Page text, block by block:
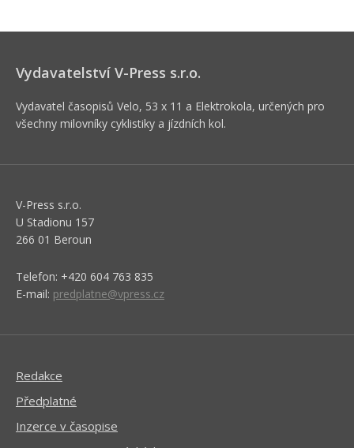
Vydavatelství V-Press s.r.o.
Vydavatel časopisů Velo, 53 x 11 a Elektrokola, určených pro
všechny milovníky cyklistiky a jízdních kol.
V-Press s.r.o.
U Stadionu 157
266 01 Beroun
Telefon: +420 604 763 835
E-mail: predplatne@vpress.cz
Redakce
Předplatné
Inzerce v časopise